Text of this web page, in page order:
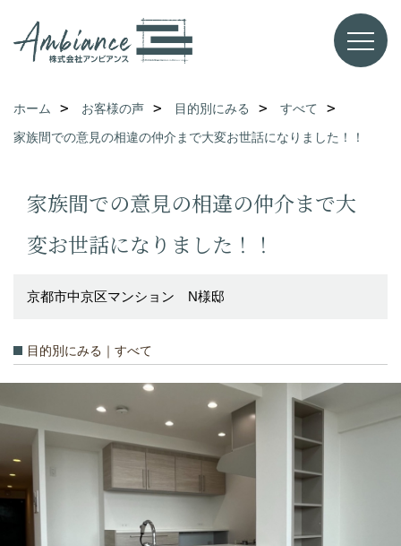
ホーム お客様の声 目的別にみる
すべて
家族間での意見の相違の仲介まで大変お世話になりました！！
家族間での意見の相違の仲介まで大
変お世話になりました！！
京都市中京区マンション N様邸
目的別にみる｜すべて